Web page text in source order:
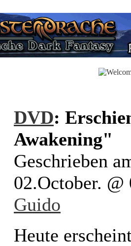
DVD:
Awakening"
Geschrieben
02.October.
Guido
Heute